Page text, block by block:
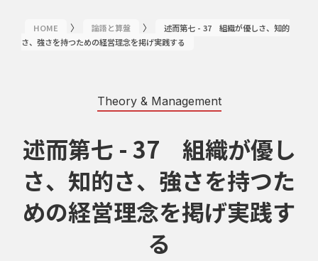
HOME 〉 論語と算盤 〉
述而第七 - 37 組織が優しさ、知的
さ、強さを持つための経営理念を掲げ実践する
Theory & Management
述而第七 - 37 組織が優し
さ、知的さ、強さを持つた
めの経営理念を掲げ実践す
る